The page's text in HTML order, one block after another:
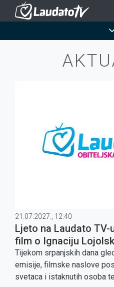
Skoči
sadržaj
21.07.2027., 12:40
Ljeto na Laudato
film o Ignaciju
Dragojevića
Tijekom srpanjskih dana
emisije, filmske naslove
svetaca i istaknutih osoba